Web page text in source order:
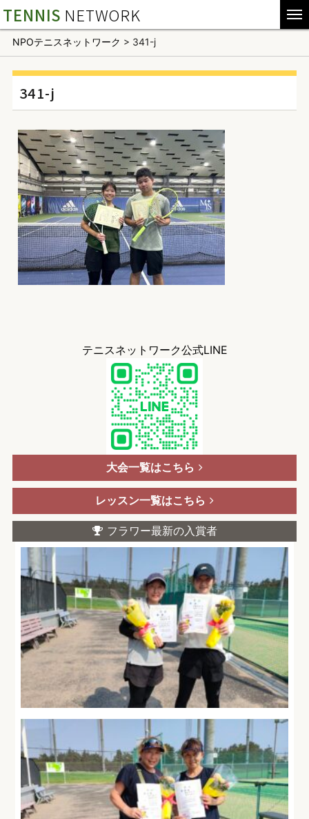
TENNIS NETWORK
NPOテニスネットワーク > 341-j
341-j
テニスネットワーク公式LINE
大会一覧はこちら
レッスン一覧はこちら
フラワー最新の入賞者